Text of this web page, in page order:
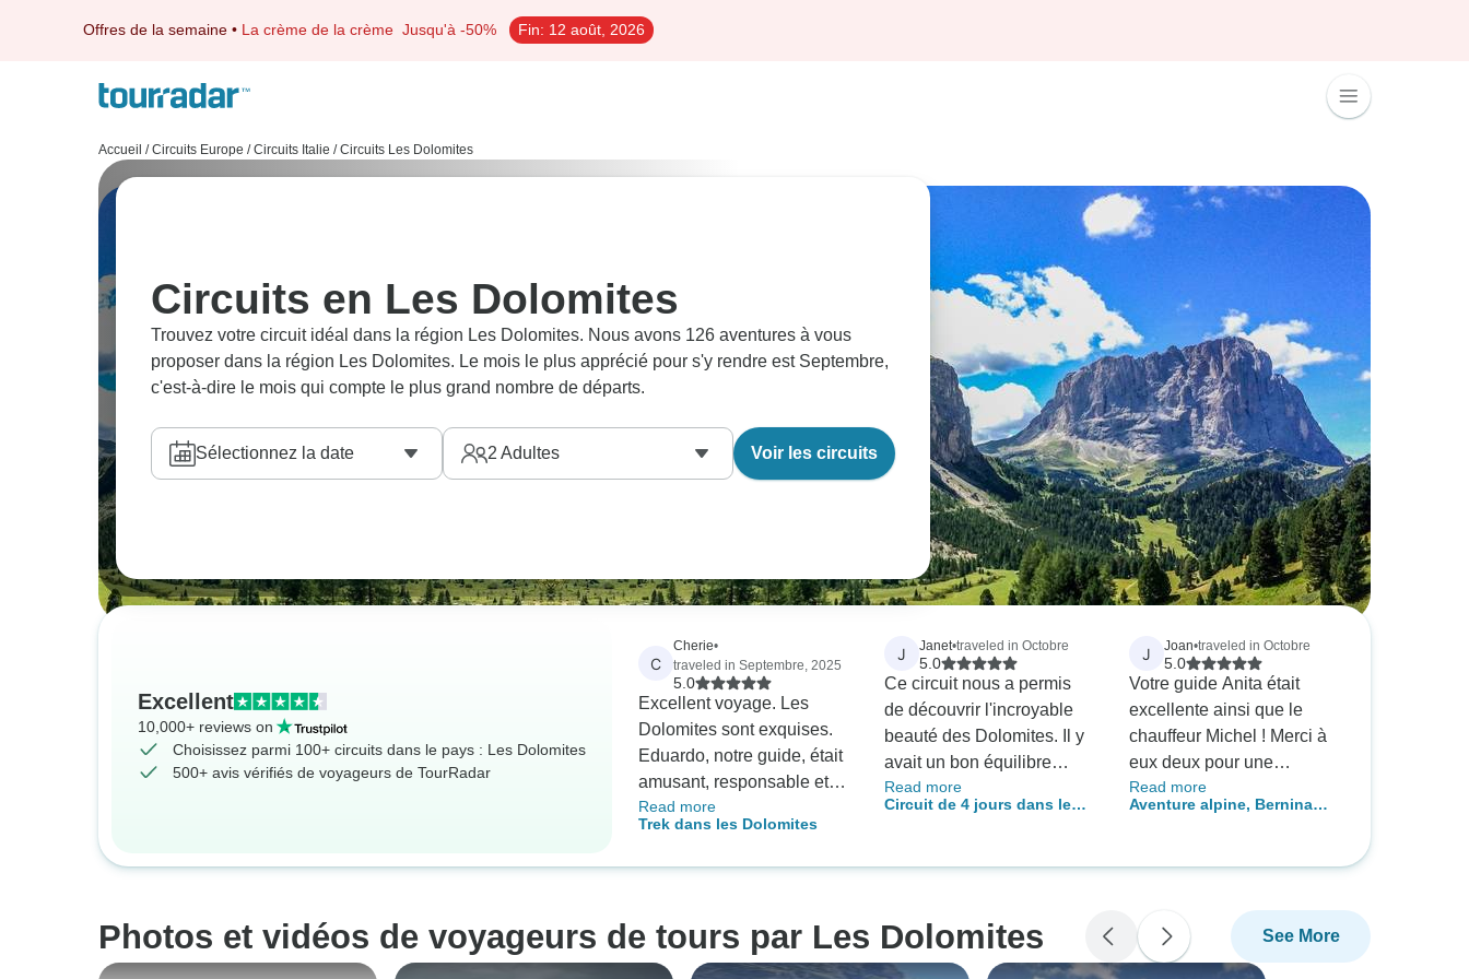
Offres de la semaine • La crème de la crème Jusqu'à -50% Fin: 12 août, 2026
Accueil / Circuits Europe / Circuits Italie / Circuits Les Dolomites
Circuits en Les Dolomites
Trouvez votre circuit idéal dans la région Les Dolomites. Nous avons 126 aventures à vous
proposer dans la région Les Dolomites. Le mois le plus apprécié pour s'y rendre est Septembre,
c'est-à-dire le mois qui compte le plus grand nombre de départs.
Sélectionnez la date 2 Adultes Voir les circuits
Excellent
10,000+ reviews on
Choisissez parmi 100+ circuits dans le pays : Les Dolomites
500+ avis vérifiés de voyageurs de TourRadar
C
Cherie•
traveled in Septembre, 2025
5.0
Excellent voyage. Les
Dolomites sont exquises.
Eduardo, notre guide, était
amusant, responsable et
avait pris en compte toutes
les questions de sécurité
était fabuleux avec une
nourriture sensationnelle.
Read more
Trek dans les Dolomites
J Janet•traveled in Octobre
5.0
Ce circuit nous a permis
de découvrir l'incroyable
beauté des Dolomites. Il y
avait un bon équilibre
entre les paysages
spectaculaires et les
historiques. Notre guide,
bien informée, serviable et
accessible. Notre
chauffeur était très
Read more
Circuit de 4 jours dans les
J Joan•traveled in Octobre
5.0
Votre guide Anita était
excellente ainsi que le
chauffeur Michel ! Merci à
eux deux pour une
aventure géniale.
Read more
Aventure alpine, Bernina
Photos et vidéos de voyageurs de tours par Les Dolomites See More